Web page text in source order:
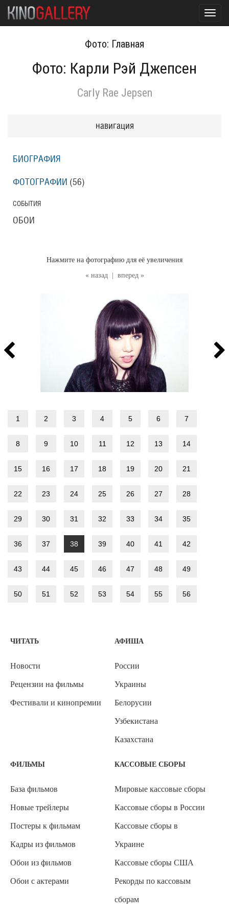
Фото: Главная
Фото: Карли Рэй Джепсен
Carly Rae Jepsen
« назад вперед »
Нажмите на фотографию для её увеличения
1 2 3 4 5 6 7
8 9 10 11 12 13 14
15 16 17 18 19 20 21
22 23 24 25 26 27 28
29 30 31 32 33 34 35
36 37 38 39 40 41 42
43 44 45 46 47 48 49
50 51 52 53 54 55 56
навигация
БИОГРАФИЯ
ФОТОГРАФИИ (56)
СОБЫТИЯ
ОБОИ
ЧИТАТЬ
Новости
Рецензии на фильмы
Фестивали и кинопремии
АФИША
России
Украины
Белорусии
Узбекистана
Казахстана
ФИЛЬМЫ
База фильмов
Новые трейлеры
Постеры к фильмам
Кадры из фильмов
Обои из фильмов
Обои с актерами
КАССОВЫЕ СБОРЫ
Мировые кассовые сборы
Кассовые сборы в России
Кассовые сборы в
Украине
Кассовые сборы США
Рекорды по кассовым
сборам